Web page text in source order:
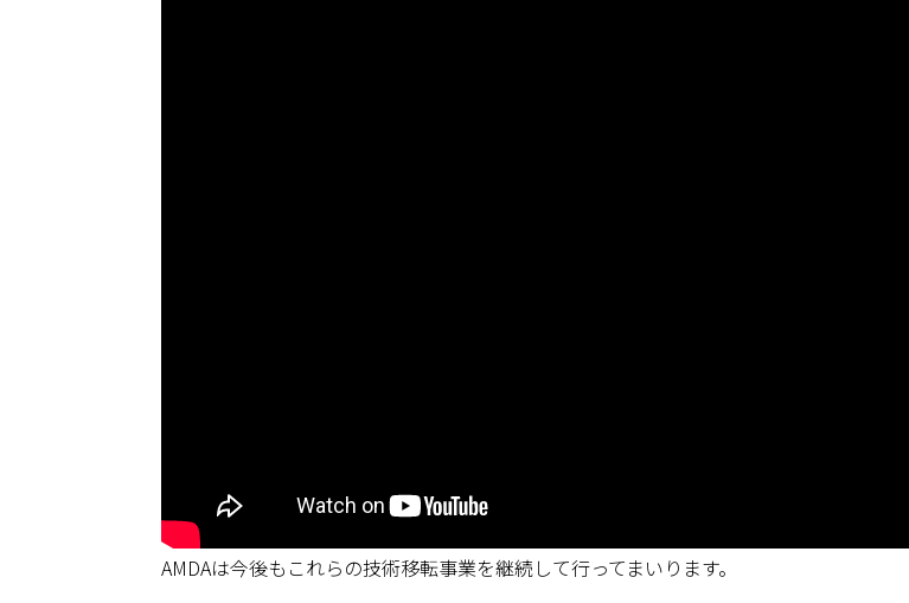
AMDAは今後もこれらの技術移転事業を継続して行ってまいります。